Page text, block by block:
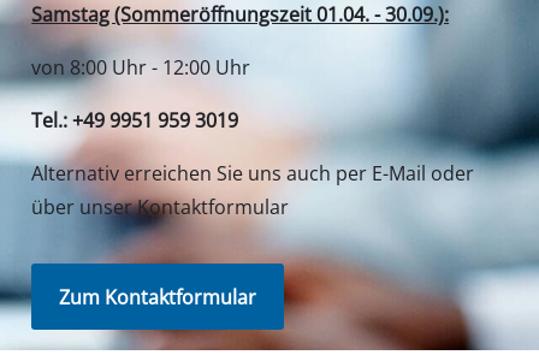
Samstag (Sommeröffnungszeit 01.04. - 30.09.):
von 8:00 Uhr - 12:00 Uhr
Tel.: +49 9951 959 3019
Alternativ erreichen Sie uns auch per E-Mail oder
über unser Kontaktformular
Zum Kontaktformular